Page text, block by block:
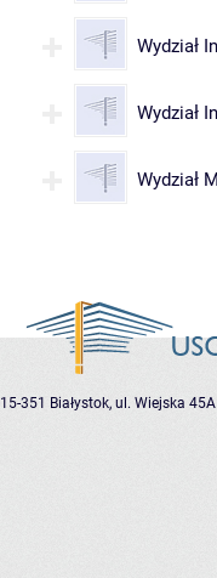
Wydział
Wydział
Wydział
15-351 Białystok, ul. Wiejska 45A